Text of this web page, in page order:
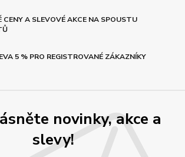
CENY A SLEVOVÉ AKCE NA SPOUSTU
5 % PRO REGISTROVANÉ ZÁKAZNÍKY
novinky, akce a
slevy!